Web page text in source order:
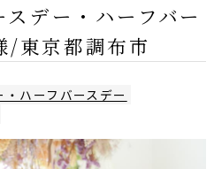
デー・ハーフバー
/東京都調布市
ハーフバースデー